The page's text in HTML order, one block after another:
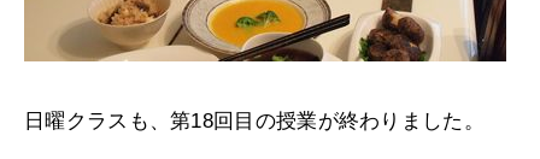
日曜クラスも、第18回目の授業が終わりました。